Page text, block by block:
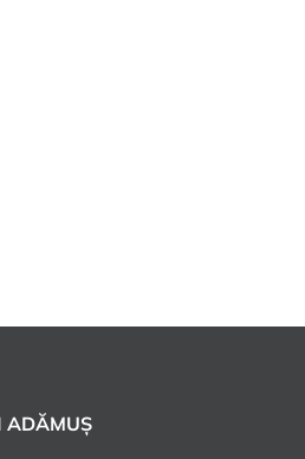
ADĂMUȘ